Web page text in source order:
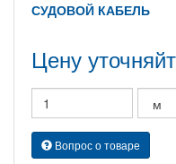
СУДОВОЙ КАБЕЛЬ
Цену
Вопрос о товаре